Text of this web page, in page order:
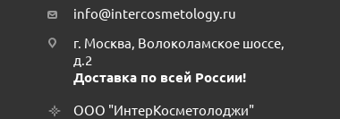
info@intercosmetology.ru
г. Москва, Волоколамское шоссе,
д.2
Доставка по всей России!
ООО "ИнтерКосметолоджи"